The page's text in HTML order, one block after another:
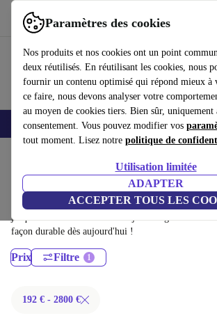
Paramètres des cookies
Nos produits et nos cookies ont un point
deux réutilisés. En réutilisant les cookies, nous
fournir un contenu optimisé qui répond mieux à
ce faire, nous devons analyser votre
au moyen de cookies tiers. Bien sûr, uniquement
consentement. Vous pouvez modifier vos
tout moment. Lisez notre politique de
Utilisation limitée
ADAPTER
ACCEPTER TOUS LES
Utilisez refurbed rapidement et facilement
Smartphones Laptops Tablettes Montres
MacBooks:
MacBooks certifiés reconditionnés à moins de
jusqu'à 40 %. Retours sous 30 jours et garantie de
façon durable dès aujourd'hui !
Prix Filtre
192 € - 2800 €